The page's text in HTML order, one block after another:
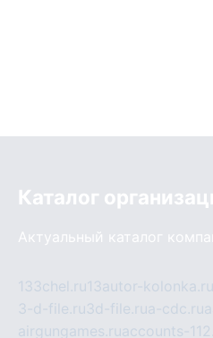
Каталог
Актуальный каталог
133chel.ru13autor-kolonka.ru
3-d-file.ru3d-file.rua-cdc.ru
airgungames.ruaccounts-